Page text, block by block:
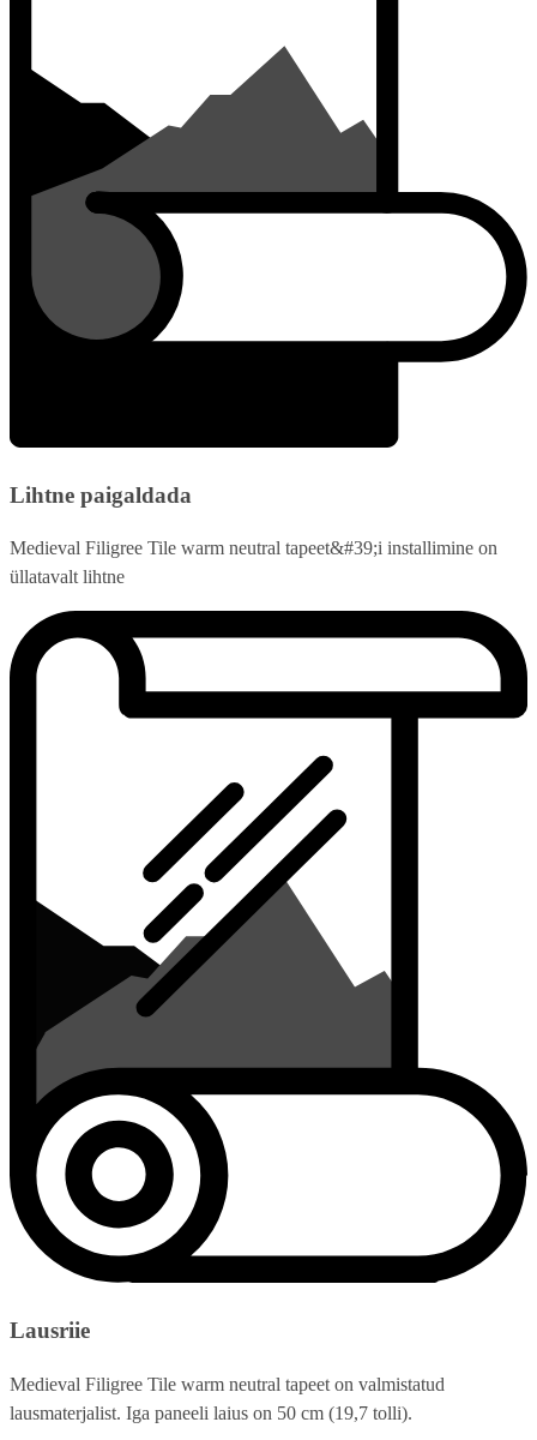
Lihtne paigaldada
Medieval Filigree Tile warm neutral tapeet&#39;i installimine on
üllatavalt lihtne
Lausriie
Medieval Filigree Tile warm neutral tapeet on valmistatud
lausmaterjalist. Iga paneeli laius on 50 cm (19,7 tolli).